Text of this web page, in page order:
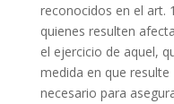
reconocidos en el art.
quienes resulten
el ejercicio de aquel,
medida en que resulte
necesario para